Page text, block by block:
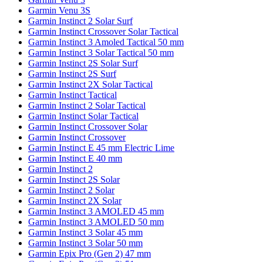
Garmin Venu 3S
Garmin Instinct 2 Solar Surf
Garmin Instinct Crossover Solar Tactical
Garmin Instinct 3 Amoled Tactical 50 mm
Garmin Instinct 3 Solar Tactical 50 mm
Garmin Instinct 2S Solar Surf
Garmin Instinct 2S Surf
Garmin Instinct 2X Solar Tactical
Garmin Instinct Tactical
Garmin Instinct 2 Solar Tactical
Garmin Instinct Solar Tactical
Garmin Instinct Crossover Solar
Garmin Instinct Crossover
Garmin Instinct E 45 mm Electric Lime
Garmin Instinct E 40 mm
Garmin Instinct 2
Garmin Instinct 2S Solar
Garmin Instinct 2 Solar
Garmin Instinct 2X Solar
Garmin Instinct 3 AMOLED 45 mm
Garmin Instinct 3 AMOLED 50 mm
Garmin Instinct 3 Solar 45 mm
Garmin Instinct 3 Solar 50 mm
Garmin Epix Pro (Gen 2) 47 mm